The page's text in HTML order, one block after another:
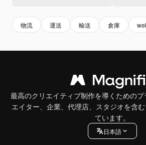
物流 運送 輸送 倉庫
最高のクリエイティブ制作を導くための
エイター、企業、代理店、スタジオを含
ています。
日本語